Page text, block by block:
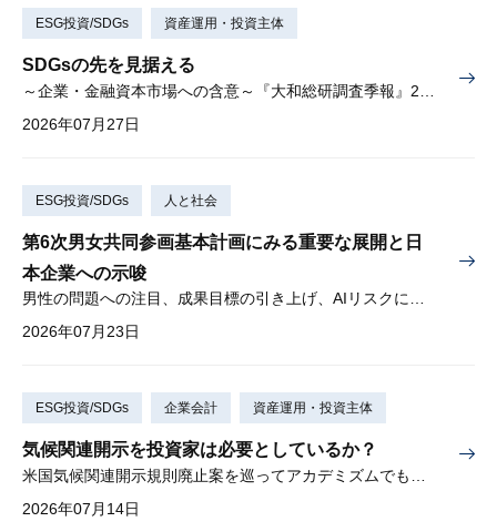
ESG投資/SDGs 資産運用・投資主体
SDGsの先を見据える
2026年07月27日
ESG投資/SDGs 人と社会
第6次男女共同参画基本計画にみる重要な展開と日
本企業への示唆
男性の問題への注目、成果目標の引き上げ、AIリスクに対する懸念
2026年07月23日
ESG投資/SDGs 企業会計 資産運用・投資主体
気候関連開示を投資家は必要としているか？
2026年07月14日